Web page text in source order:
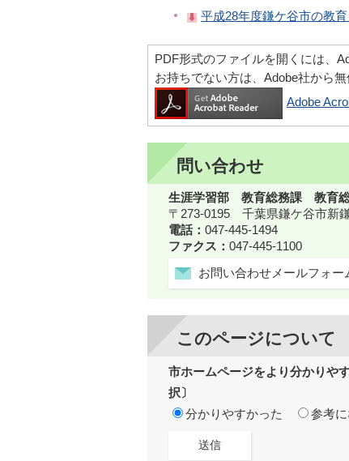
平成28年度鎌ケ谷市の教育
PDF形式のファイルを開くには、
お持ちでない方は、Adobe社から
Adobe
問い合わせ
生涯学習部 教育総務課 教育
〒273-0195 千葉県鎌ケ谷市新
電話： 047-445-1494
ファクス： 047-445-1100
お問い合わせメールフォー
このページについて
市ホームページをより分かりや
択〕
分かりやすかった
参考